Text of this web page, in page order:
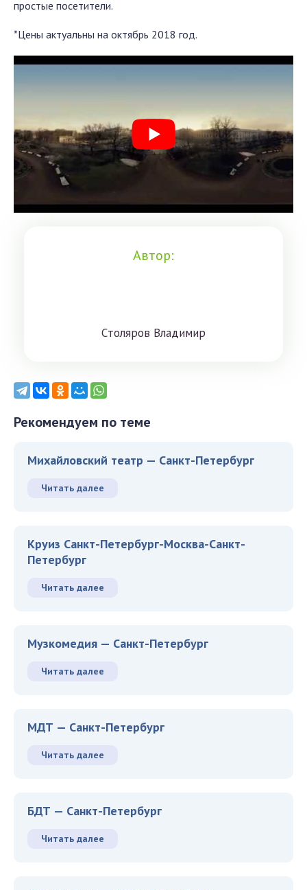
простые посетители.
*Цены актуальны на октябрь 2018 год.
Автор:
Cтoлярoв Влaдимиp
Рекомендуем по теме
Михайловский театр — Санкт-Петербург
Читать далее
Круиз Санкт-Петербург-Москва-Санкт-
Петербург
Читать далее
Музкомедия — Санкт-Петербург
Читать далее
МДТ — Санкт-Петербург
Читать далее
БДТ — Санкт-Петербург
Читать далее